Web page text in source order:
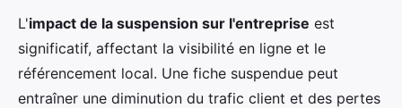
L'impact de la suspension sur l'entreprise est
significatif, affectant la visibilité en ligne et le
référencement local. Une fiche suspendue peut
entraîner une diminution du trafic client et des pertes